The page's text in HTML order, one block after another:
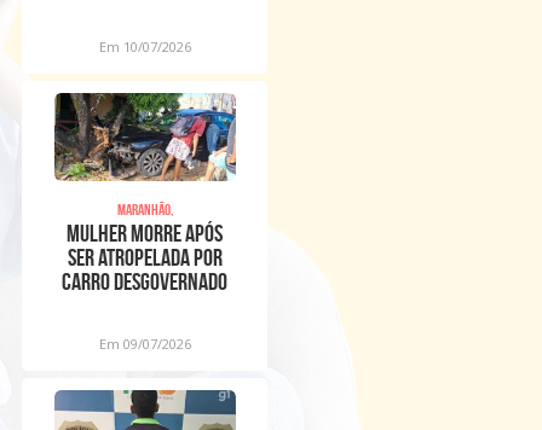
Em 10/07/2026
Maranhão,
Mulher morre após
ser atropelada por
carro desgovernado
Em 09/07/2026